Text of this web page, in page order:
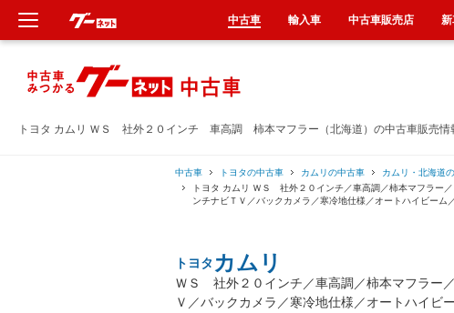
トヨタ カムリ ＷＳ 社外２０インチ 車高調 柿本マフラー（北海道）の中古車販売情
中古車 トヨタの中古車 カムリの中古車 カムリ・北海道
トヨタ カムリ ＷＳ 社外２０インチ／車高調／柿本マフラー
ンチナビＴＶ／バックカメラ／寒冷地仕様／オートハイビーム
トヨタ カムリ
ＷＳ 社外２０インチ／車高調／柿本マフラー
Ｖ／バックカメラ／寒冷地仕様／オートハイビ
中古車 輸入車 中古車販売店
新車
中古車